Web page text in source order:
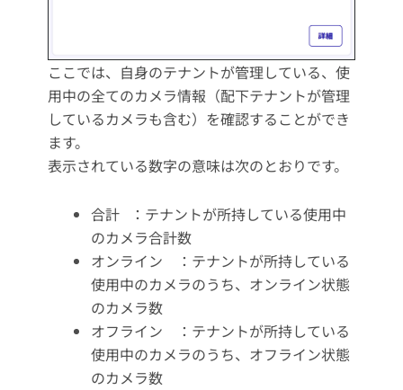
ここでは、自身のテナントが管理している、使
用中の全てのカメラ情報（配下テナントが管理
しているカメラも含む）を確認することができ
ます。
表示されている数字の意味は次のとおりです。
合計 ：テナントが所持している使用中
のカメラ合計数
オンライン ：テナントが所持している
使用中のカメラのうち、オンライン状態
のカメラ数
オフライン ：テナントが所持している
使用中のカメラのうち、オフライン状態
のカメラ数